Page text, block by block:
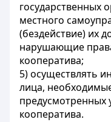
государственных
местного
(бездействие) их
нарушающие
кооператива;
5) осуществлять
лица,
предусмотренных
кооператива.